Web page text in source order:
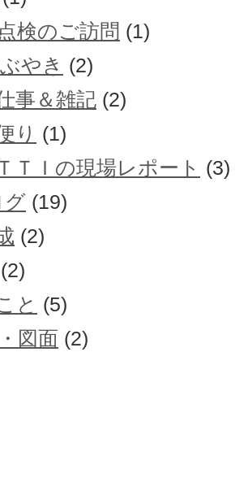
検のご訪問 (1)
やき (2)
事＆雑記 (2)
り (1)
ＴＩの現場レポート (3)
グ (19)
(2)
(2)
と (5)
図面 (2)